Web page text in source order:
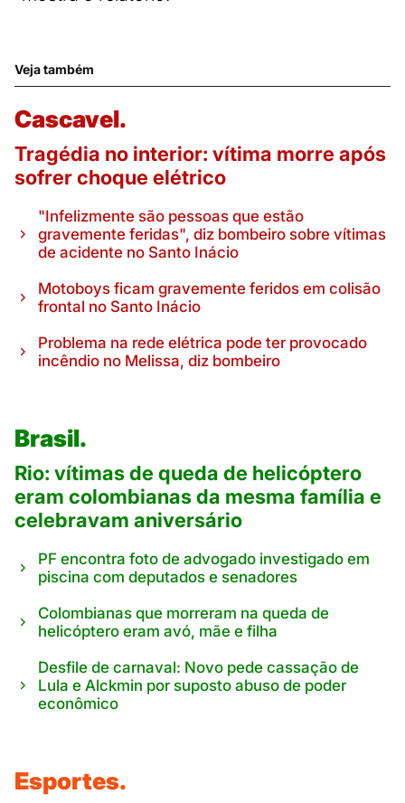
Veja também
Cascavel.
Tragédia no interior: vítima morre após
sofrer choque elétrico
"Infelizmente são pessoas que estão
gravemente feridas", diz bombeiro sobre vítimas
de acidente no Santo Inácio
Motoboys ficam gravemente feridos em colisão
frontal no Santo Inácio
Problema na rede elétrica pode ter provocado
incêndio no Melissa, diz bombeiro
Brasil.
Rio: vítimas de queda de helicóptero
eram colombianas da mesma família e
celebravam aniversário
PF encontra foto de advogado investigado em
piscina com deputados e senadores
Colombianas que morreram na queda de
helicóptero eram avó, mãe e filha
Desfile de carnaval: Novo pede cassação de
Lula e Alckmin por suposto abuso de poder
econômico
Esportes.